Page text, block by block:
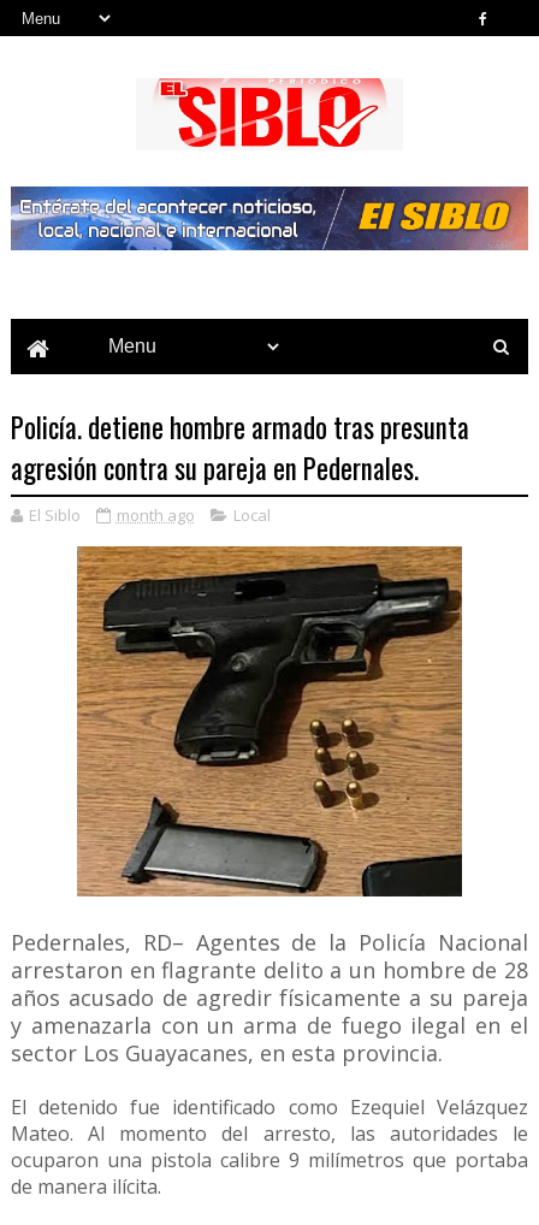
Policía. detiene hombre armado tras presunta
agresión contra su pareja en Pedernales.
El Siblo month ago Local
Pedernales, RD– Agentes de la Policía Nacional
arrestaron en flagrante delito a un hombre de 28
años acusado de agredir físicamente a su pareja
y amenazarla con un arma de fuego ilegal en el
sector Los Guayacanes, en esta provincia.
El detenido fue identificado como Ezequiel Velázquez
Mateo. Al momento del arresto, las autoridades le
ocuparon una pistola calibre 9 milímetros que portaba
de manera ilícita.